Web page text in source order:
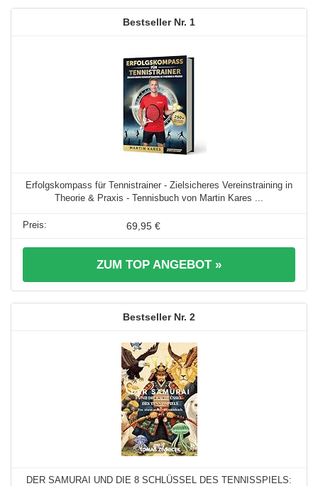
1
Erfolgskompass für Tennistrainer - Zielsicheres Vereinstraining in
Theorie & Praxis - Tennisbuch von Martin Kares ...
69,95 €
ZUM TOP ANGEBOT »
2
DER SAMURAI UND DIE 8 SCHLÜSSEL DES TENNISSPIELS: